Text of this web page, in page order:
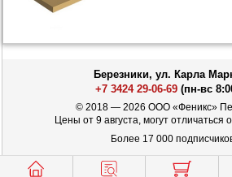
Березники, ул. Карла
+7 3424 29-06-69 (пн-вс
© 2018 — 2026 ООО «Феникс»
Цены от 9 августа, могут отличаться
Более 17 000